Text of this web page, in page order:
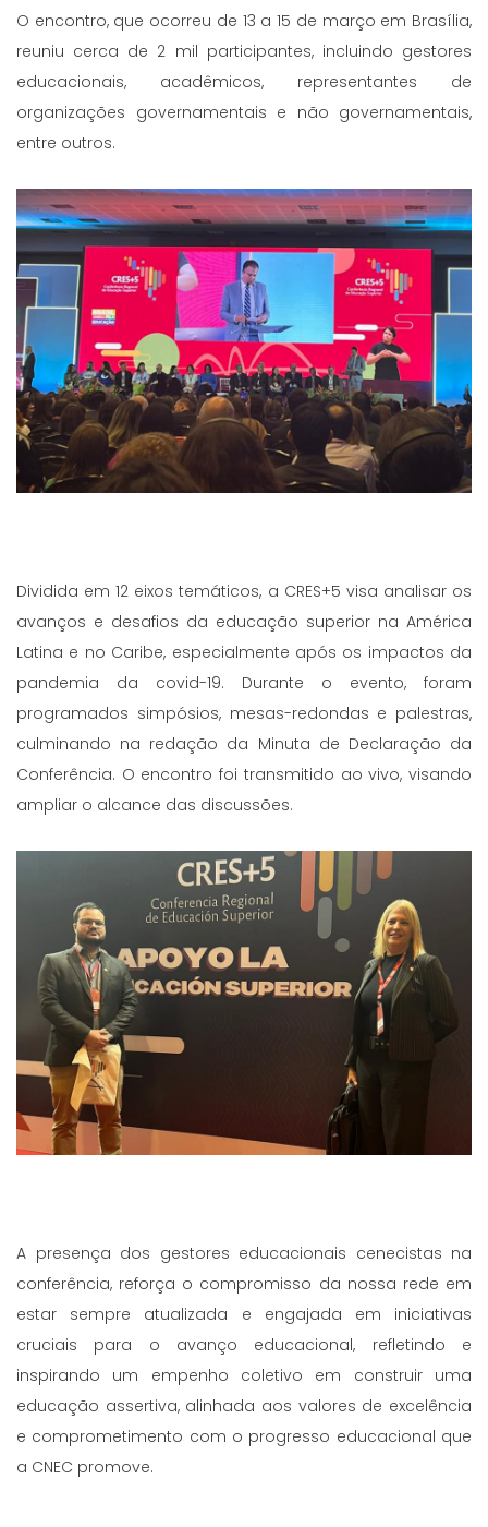
O encontro, que ocorreu de 13 a 15 de março em Brasília,
reuniu cerca de 2 mil participantes, incluindo gestores
educacionais, acadêmicos, representantes de
organizações governamentais e não governamentais,
entre outros.
Dividida em 12 eixos temáticos, a CRES+5 visa analisar os
avanços e desafios da educação superior na América
Latina e no Caribe, especialmente após os impactos da
pandemia da covid-19. Durante o evento, foram
programados simpósios, mesas-redondas e palestras,
culminando na redação da Minuta de Declaração da
Conferência. O encontro foi transmitido ao vivo, visando
ampliar o alcance das discussões.
A presença dos gestores educacionais cenecistas na
conferência, reforça o compromisso da nossa rede em
estar sempre atualizada e engajada em iniciativas
cruciais para o avanço educacional, refletindo e
inspirando um empenho coletivo em construir uma
educação assertiva, alinhada aos valores de excelência
e comprometimento com o progresso educacional que
a CNEC promove.